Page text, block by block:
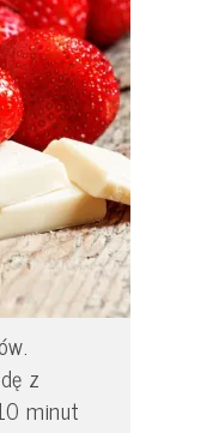
z
minut